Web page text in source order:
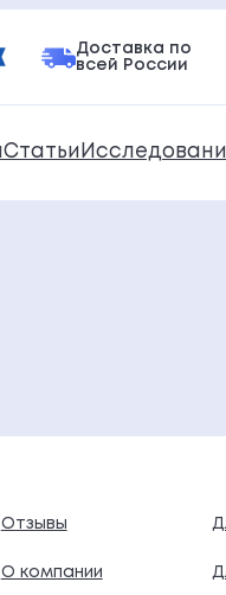
Доставка по
всей России
Статьи
Отзывы
О компании